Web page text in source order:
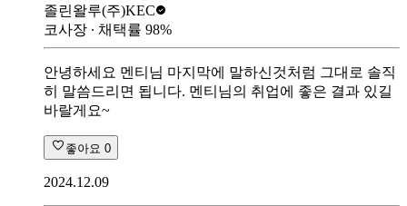
졸린왈루(주)KEC
코사장 ∙ 채택률 98%
안녕하세요 멘티님 마지막에 말하신것처럼 그대로 솔직
히 말씀드리면 됩니다. 멘티님의 취업에 좋은 결과 있길
바랄게요~
좋아요 0
2024.12.09